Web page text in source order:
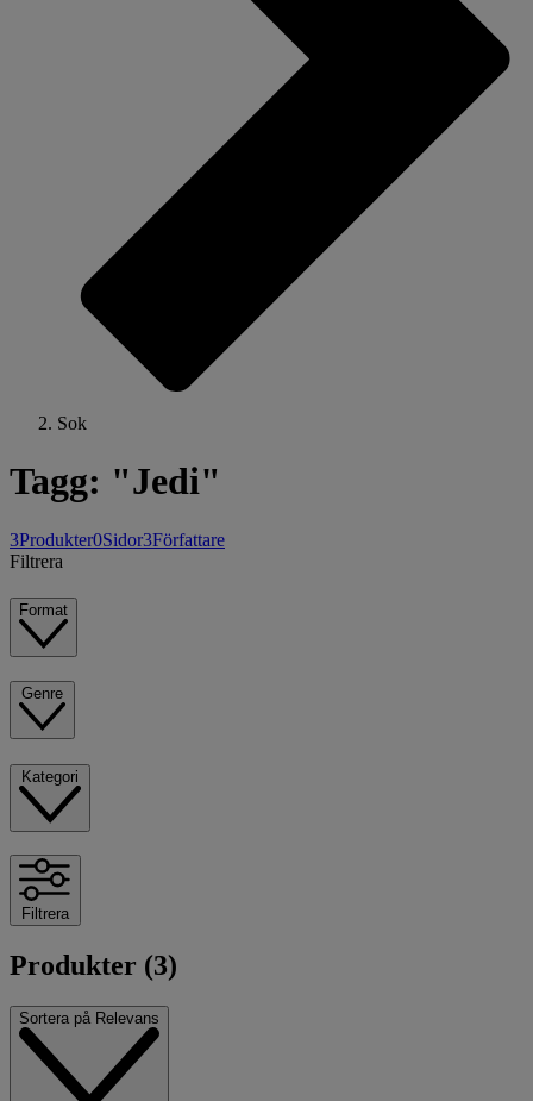
Sok
Tagg: "Jedi"
3Produkter0Sidor3Författare
Filtrera
Format
Filtrera
Produkter (3)
Sortera på Relevans